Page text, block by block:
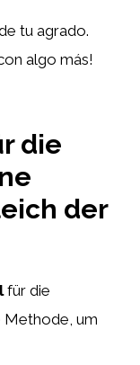
tu agrado.
algo más!
die
der
für die
Methode, um